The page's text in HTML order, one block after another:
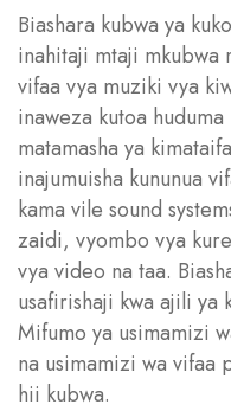
Biashara kubwa ya
inahitaji mtaji mkubwa
vifaa vya muziki vya
inaweza kutoa
matamasha ya
inajumuisha kununua
kama vile sound
zaidi, vyombo vya
vya video na taa.
usafirishaji kwa ajili ya
Mifumo ya usimamizi
na usimamizi wa vifaa
hii kubwa.